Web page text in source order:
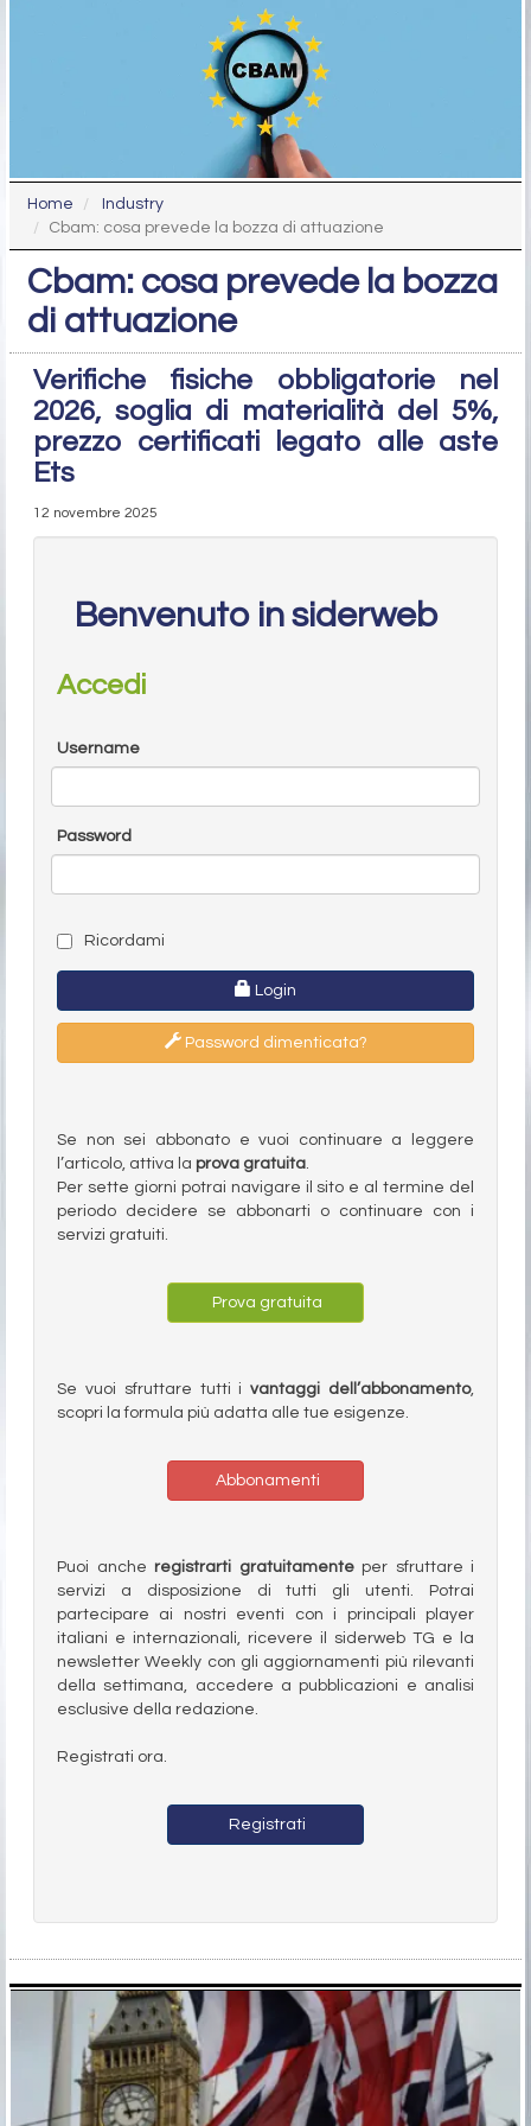
Home
Industry
Cbam: cosa prevede la bozza di attuazione
Cbam: cosa prevede la bozza
di attuazione
Verifiche fisiche obbligatorie nel
2026, soglia di materialità del 5%,
prezzo certificati legato alle aste
Ets
12 novembre 2025
Benvenuto in siderweb
Accedi
Username
Password
Ricordami
Login
Password dimenticata?
Se non sei abbonato e vuoi continuare a leggere
l’articolo, attiva la prova gratuita.
Per sette giorni potrai navigare il sito e al termine del
periodo decidere se abbonarti o continuare con i
servizi gratuiti.
Prova gratuita
Se vuoi sfruttare tutti ivantaggi dell’abbonamento,
scopri la formula più adatta alle tue esigenze.
Abbonamenti
Puoi anche registrarti gratuitamenteper sfruttare i
servizi a disposizione di tutti gli utenti. Potrai
partecipare ai nostri eventi con i principali player
italiani e internazionali, ricevere il siderweb TG e la
newsletter Weekly con gli aggiornamenti più rilevanti
della settimana, accedere a pubblicazioni e analisi
esclusive della redazione.
Registrati ora.
Registrati